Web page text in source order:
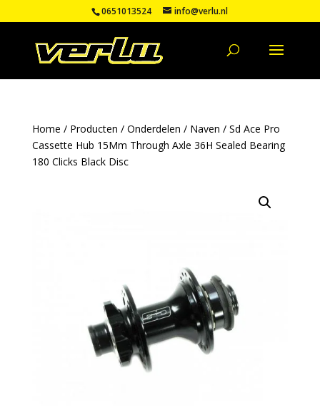
0651013524 info@verlu.nl
Home / Producten / Onderdelen / Naven / Sd Ace Pro
Cassette Hub 15Mm Through Axle 36H Sealed Bearing
180 Clicks Black Disc